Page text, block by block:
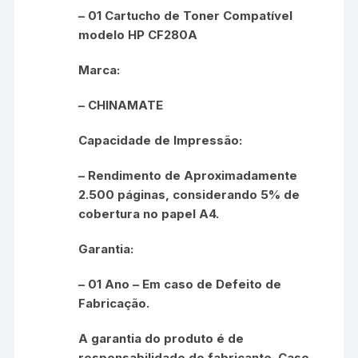
– 01 Cartucho de Toner Compatível
modelo HP CF280A
Marca:
– CHINAMATE
Capacidade de Impressão:
– Rendimento de Aproximadamente
2.500 páginas, considerando 5% de
cobertura no papel A4.
Garantia:
– 01 Ano – Em caso de Defeito de
Fabricação.
A garantia do produto é de